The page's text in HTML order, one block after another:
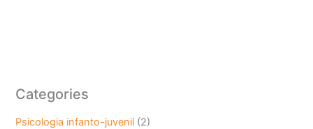
Categories
Psicologia infanto-juvenil (2)